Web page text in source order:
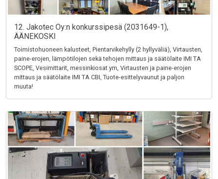
12. Jakotec Oy:n konkurssipesä (2031649-1),
ÄÄNEKOSKI
Toimistohuoneen kalusteet, Pientarvikehylly (2 hyllyväliä), Virtausten,
paine-erojen, lämpötilojen sekä tehojen mittaus ja säätölaite IMI TA
SCOPE, Vesimittarit, messinkiosat ym, Virtausten ja paine-erojen
mittaus ja säätölaite IMI TA CBI, Tuote-esittelyvaunut ja paljon
muuta!